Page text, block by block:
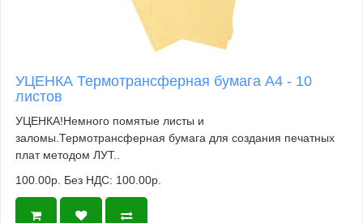
УЦЕНКА Термотрансферная бумага А4 - 10
листов
УЦЕНКА!Немного помятые листы и
заломы.Термотрансферная бумага для создания печатных
плат методом ЛУТ..
100.00р. Без НДС: 100.00р.